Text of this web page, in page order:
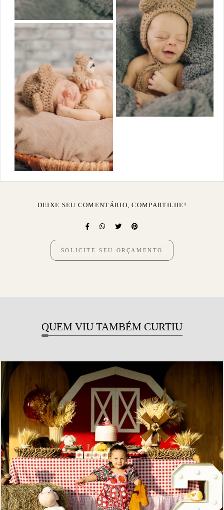
DEIXE SEU COMENTÁRIO, COMPARTILHE!
SOLICITE SEU ORÇAMENTO
QUEM VIU TAMBÉM CURTIU